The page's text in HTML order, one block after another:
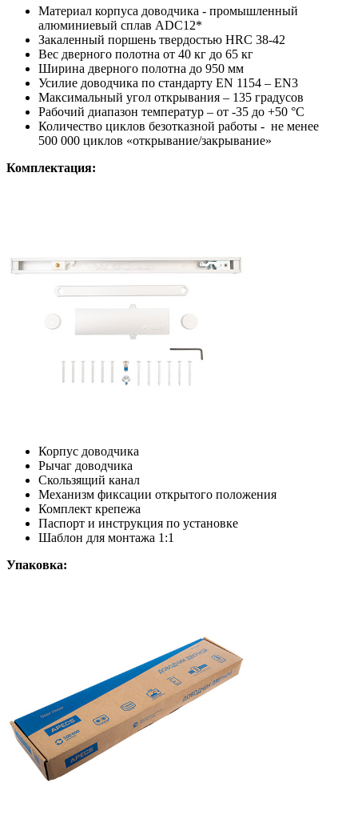
Материал корпуса доводчика - промышленный
алюминиевый сплав ADC12*
Закаленный поршень твердостью HRC 38-42
Вес дверного полотна от 40 кг до 65 кг
Ширина дверного полотна до 950 мм
Усилие доводчика по стандарту EN 1154 – EN3
Максимальный угол открывания – 135 градусов
Рабочий диапазон температур – от -35 до +50 °C
Количество циклов безотказной работы - не менее
500 000 циклов «открывание/закрывание»
Комплектация:
Корпус доводчика
Рычаг доводчика
Скользящий канал
Механизм фиксации открытого положения
Комплект крепежа
Паспорт и инструкция по установке
Шаблон для монтажа 1:1
Упаковка: